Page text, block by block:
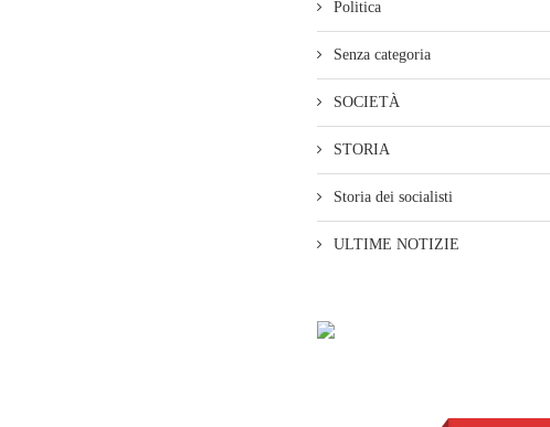
Politica
Senza categoria
SOCIETÀ
STORIA
Storia dei socialisti
ULTIME NOTIZIE